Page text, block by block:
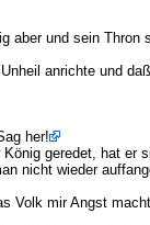
aber und sein Thron
anrichte und
her!
geredet, hat er
nicht wieder
mir Angst